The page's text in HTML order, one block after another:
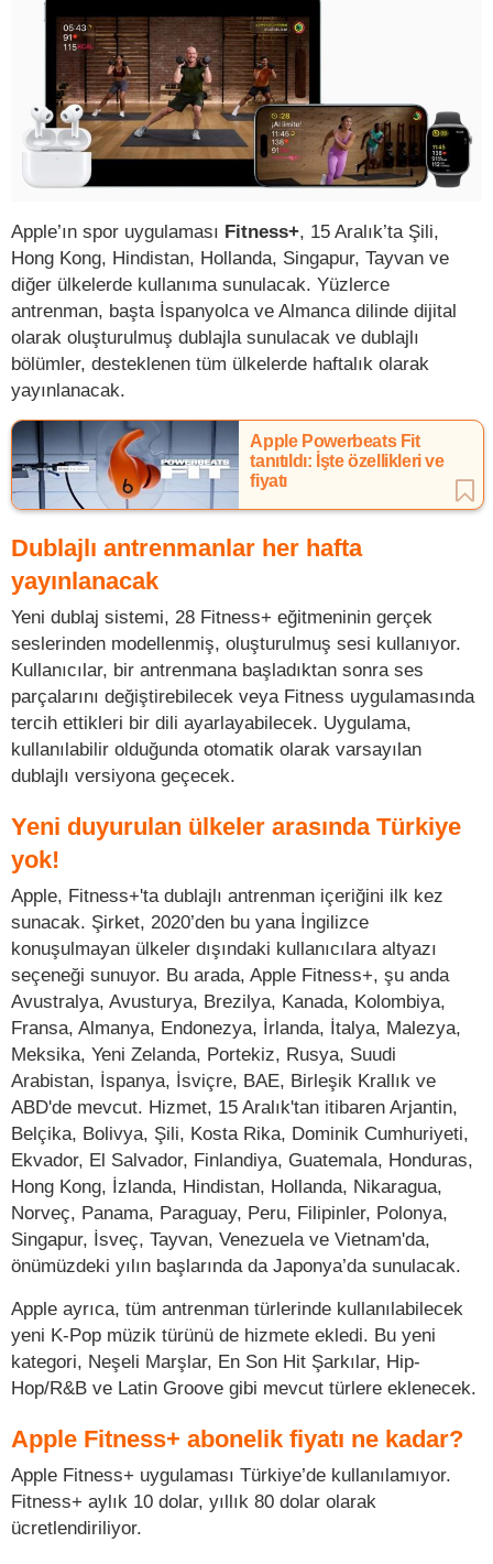
Apple’ın spor uygulaması Fitness+, 15 Aralık’ta Şili,
Hong Kong, Hindistan, Hollanda, Singapur, Tayvan ve
diğer ülkelerde kullanıma sunulacak. Yüzlerce
antrenman, başta İspanyolca ve Almanca dilinde dijital
olarak oluşturulmuş dublajla sunulacak ve dublajlı
bölümler, desteklenen tüm ülkelerde haftalık olarak
yayınlanacak.
Apple Powerbeats Fit
tanıtıldı: İşte özellikleri ve
fiyatı
Dublajlı antrenmanlar her hafta
yayınlanacak
Yeni dublaj sistemi, 28 Fitness+ eğitmeninin gerçek
seslerinden modellenmiş, oluşturulmuş sesi kullanıyor.
Kullanıcılar, bir antrenmana başladıktan sonra ses
parçalarını değiştirebilecek veya Fitness uygulamasında
tercih ettikleri bir dili ayarlayabilecek. Uygulama,
kullanılabilir olduğunda otomatik olarak varsayılan
dublajlı versiyona geçecek.
Yeni duyurulan ülkeler arasında Türkiye
yok!
Apple, Fitness+'ta dublajlı antrenman içeriğini ilk kez
sunacak. Şirket, 2020’den bu yana İngilizce
konuşulmayan ülkeler dışındaki kullanıcılara altyazı
seçeneği sunuyor. Bu arada, Apple Fitness+, şu anda
Avustralya, Avusturya, Brezilya, Kanada, Kolombiya,
Fransa, Almanya, Endonezya, İrlanda, İtalya, Malezya,
Meksika, Yeni Zelanda, Portekiz, Rusya, Suudi
Arabistan, İspanya, İsviçre, BAE, Birleşik Krallık ve
ABD'de mevcut. Hizmet, 15 Aralık'tan itibaren Arjantin,
Belçika, Bolivya, Şili, Kosta Rika, Dominik Cumhuriyeti,
Ekvador, El Salvador, Finlandiya, Guatemala, Honduras,
Hong Kong, İzlanda, Hindistan, Hollanda, Nikaragua,
Norveç, Panama, Paraguay, Peru, Filipinler, Polonya,
Singapur, İsveç, Tayvan, Venezuela ve Vietnam'da,
önümüzdeki yılın başlarında da Japonya’da sunulacak.
Apple ayrıca, tüm antrenman türlerinde kullanılabilecek
yeni K-Pop müzik türünü de hizmete ekledi. Bu yeni
kategori, Neşeli Marşlar, En Son Hit Şarkılar, Hip-
Hop/R&B ve Latin Groove gibi mevcut türlere eklenecek.
Apple Fitness+ abonelik fiyatı ne kadar?
Apple Fitness+ uygulaması Türkiye’de kullanılamıyor.
Fitness+ aylık 10 dolar, yıllık 80 dolar olarak
ücretlendiriliyor.